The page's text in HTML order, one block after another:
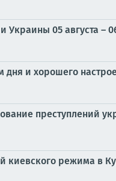
05 августа –
и хорошего
киевского режима в